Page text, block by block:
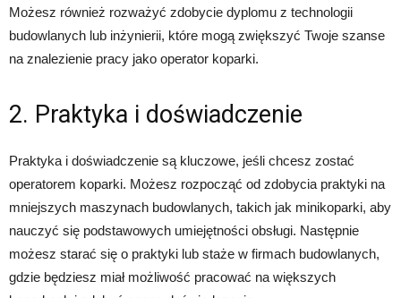
Możesz również rozważyć zdobycie dyplomu z technologii
budowlanych lub inżynierii, które mogą zwiększyć Twoje szanse
na znalezienie pracy jako operator koparki.
2. Praktyka i doświadczenie
Praktyka i doświadczenie są kluczowe, jeśli chcesz zostać
operatorem koparki. Możesz rozpocząć od zdobycia praktyki na
mniejszych maszynach budowlanych, takich jak minikoparki, aby
nauczyć się podstawowych umiejętności obsługi. Następnie
możesz starać się o praktyki lub staże w firmach budowlanych,
gdzie będziesz miał możliwość pracować na większych